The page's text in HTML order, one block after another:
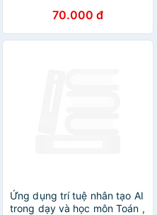
Và Học Sinh - Dùng Chung
Cho Các Bộ SGK) (HA)
70.000 đ
Ứng dụng trí tuệ nhân tạo AI
trong dạy và học môn Toán ,